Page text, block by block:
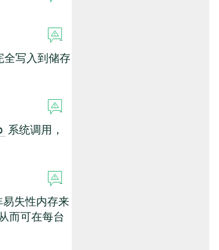
全写入到储存
系统调用，
失性内存来
而可在每台